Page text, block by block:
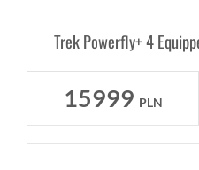
Trek Powerfly+ 4
15999 PLN